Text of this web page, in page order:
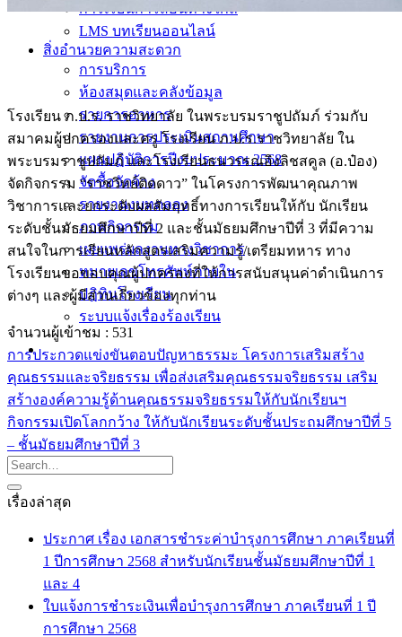
การเรียนการสอนทางไกล
LMS บทเรียนออนไลน์
สิ่งอำนวยความสะดวก
การบริการ
ห้องสมุดและคลังข้อมูล
รายการอาหาร
รายงานการประเมินสถานศึกษา
แผนปฏิบัติการปีงบประมาณ 2568
จัดซื้อจัดจ้าง
รายงานงบทดลอง
ภาพกิจกรรม
เผยแพร่ผลงานทางวิชาการ
หมายเลขโทรศัพท์ภายใน
ปฎิทินโรงเรียน
ระบบแจ้งเรื่องร้องเรียน
โรงเรียน ภ.ป.ร. ราชวิทยาลัย ในพระบรมราชูปถัมภ์ ร่วมกับ
สมาคมผู้ปกครองและครู โรงเรียน ภ.ป.ร.ราชวิทยาลัย ใน
พระบรมราชูปถัมภ์ และโรงเรียนธนวรรณอิงลิชสคูล (อ.ป๋อง)
จัดกิจกรรม “ราชวิทย์ติดดาว” ในโครงการพัฒนาคุณภาพ
วิชาการและยกระดับผลสัมฤทธิ์ทางการเรียนให้กับ นักเรียน
ระดับชั้นมัธยมศึกษาปีที่ 2 และชั้นมัธยมศึกษาปีที่ 3 ที่มีความ
สนใจในการเรียนหลักสูตรเสริมความรู้/เตรียมทหาร ทาง
โรงเรียนขอขอบคุณผู้ปกครองที่ให้การสนับสนุนค่าดำเนินการ
ต่างๆ และผู้มีส่วนเกี่ยวข้องทุกท่าน
จำนวนผู้เข้าชม : 531
การประกวดแข่งขันตอบปัญหาธรรมะ โครงการเสริมสร้าง
คุณธรรมและจริยธรรม เพื่อส่งเสริมคุณธรรมจริยธรรม เสริม
สร้างองค์ความรู้ด้านคุณธรรมจริยธรรมให้กับนักเรียนฯ
กิจกรรมเปิดโลกกว้าง ให้กับนักเรียนระดับชั้นประถมศึกษาปีที่ 5
– ชั้นมัธยมศึกษาปีที่ 3
เรื่องล่าสุด
ประกาศ เรื่อง เอกสารชำระค่าบำรุงการศึกษา ภาคเรียนที่
1 ปีการศึกษา 2568 สำหรับนักเรียนชั้นมัธยมศึกษาปีที่ 1
และ 4
ใบแจ้งการชำระเงินเพื่อบำรุงการศึกษา ภาคเรียนที่ 1 ปี
การศึกษา 2568